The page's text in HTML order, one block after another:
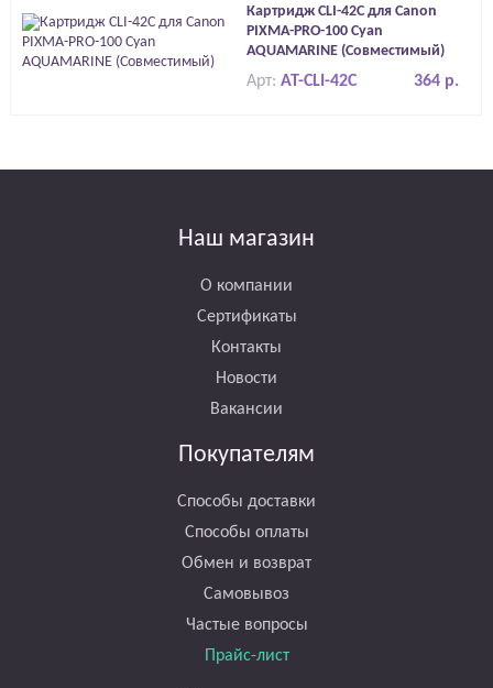
Картридж CLI-42C для Canon
PIXMA-PRO-100 Cyan
AQUAMARINE (Совместимый)
364 р.
Арт:AT-CLI-42C
Наш магазин
О компании
Сертификаты
Контакты
Новости
Вакансии
Покупателям
Способы доставки
Способы оплаты
Обмен и возврат
Самовывоз
Частые вопросы
Прайс-лист